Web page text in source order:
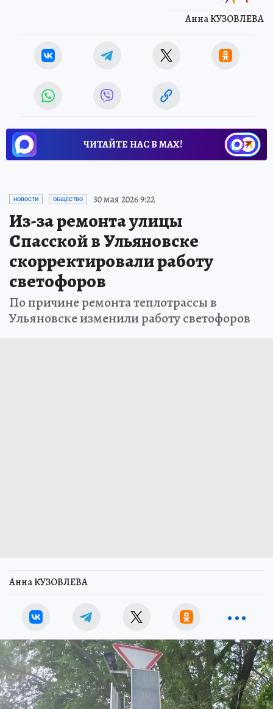
Анна КУЗОВЛЕВА
ЧИТАЙТЕ НАС В МАХ!
НОВОСТИ ОБЩЕСТВО 30 мая 2026 9:22
Из-за ремонта улицы
Спасской в Ульяновске
скорректировали работу
светофоров
По причине ремонта теплотрассы в
Ульяновске изменили работу светофоров
Анна КУЗОВЛЕВА